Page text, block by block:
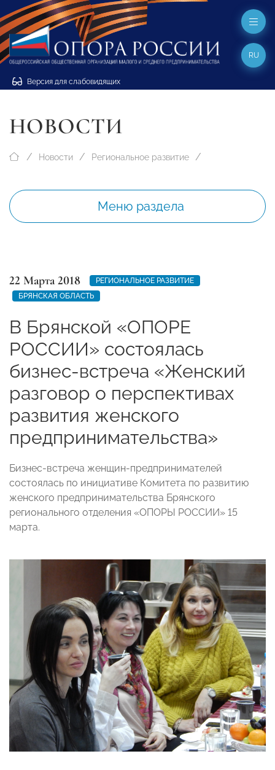
Версия для слабовидящих
RU
НОВОСТИ
Новости Региональное развитие
Меню раздела
22 Марта 2018
РЕГИОНАЛЬНОЕ РАЗВИТИЕ
БРЯНСКАЯ ОБЛАСТЬ
В Брянской «ОПОРЕ
РОССИИ» состоялась
бизнес-встреча «Женский
разговор о перспективах
развития женского
предпринимательства»
Бизнес-встреча женщин-предпринимателей
состоялась по инициативе Комитета по развитию
женского предпринимательства Брянского
регионального отделения «ОПОРЫ РОССИИ» 15
марта.